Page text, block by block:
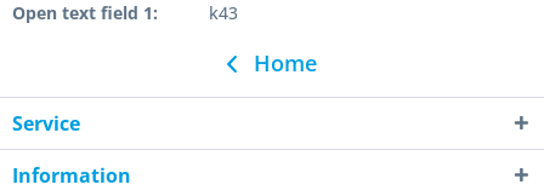
Open text field 1:
k43
Home
Service
Information